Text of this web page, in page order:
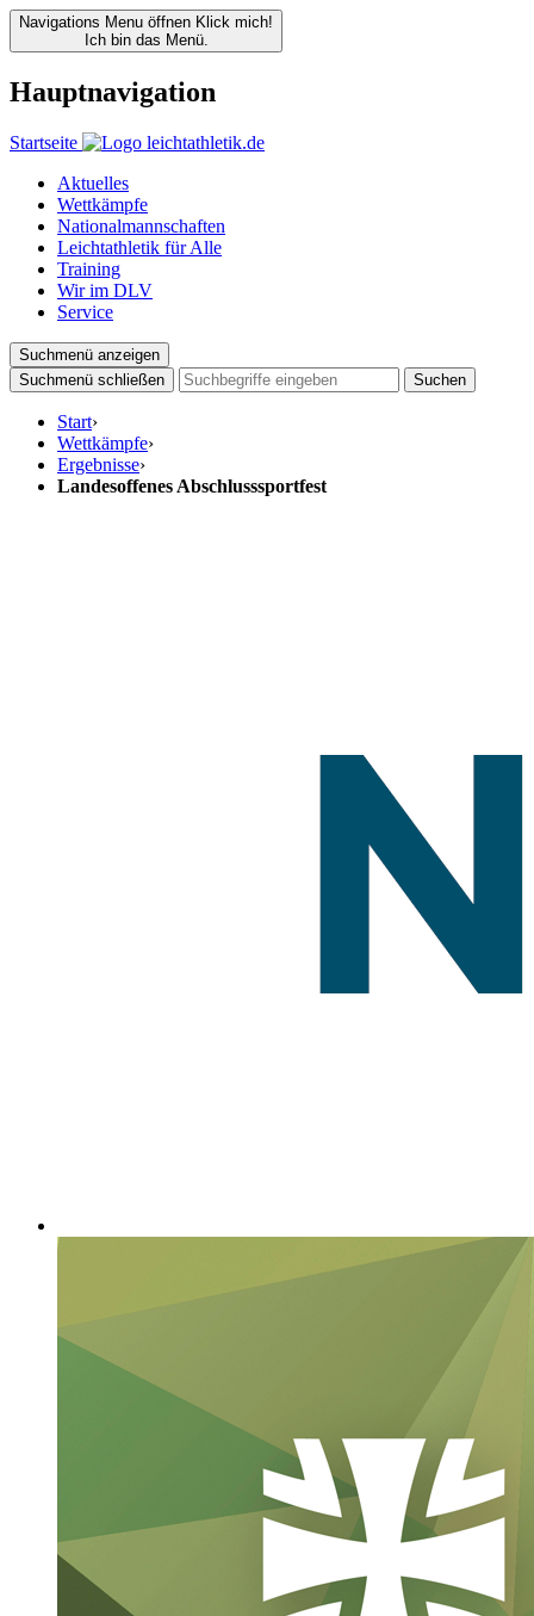
Navigations Menu öffnen Klick mich!
Ich bin das Menü.
Hauptnavigation
Startseite
Aktuelles
Wettkämpfe
Nationalmannschaften
Leichtathletik für Alle
Training
Wir im DLV
Service
Suchmenü anzeigen
Suchmenü schließen
Suchen
Start›
Wettkämpfe›
Ergebnisse›
Landesoffenes Abschlusssportfest